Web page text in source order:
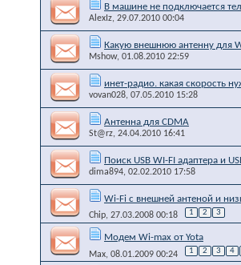
В машине не подключается
AlexIz, 29.07.2010 00:04
Какую внешнюю антенну для
Mshow, 01.08.2010 22:59
инет-радио. какая скорость
vovan028, 07.05.2010 15:28
Антенна для CDMA
St@rz, 24.04.2010 16:41
Поиск USB WI-FI адаптера и
dima894, 02.02.2010 17:58
Wi-Fi с внешней антеной и
Chip, 27.03.2008 00:18 1 2 3
Модем Wi-max от Yota
Max, 08.01.2009 00:24 1 2 3 4